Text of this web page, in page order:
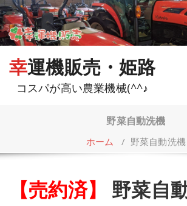
コ
ン
テ
ン
幸運機販売・姫路
コスパが高い農業機械(^^♪
野菜自動洗機
ホーム / 野菜自動洗機
【売約済】 野菜自